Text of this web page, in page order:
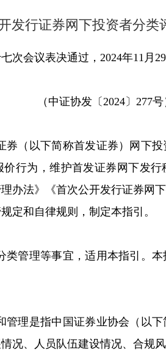
发行证券网下投资者分类
次会议表决通过，2024年11月
（中证协发〔2024〕277号
券（以下简称首发证券）网下
行为，维护首发证券网下发
办法》《首次公开发行证券网
定和自律规则，制定本指引。
类管理等事宜，适用本指引。
管理是指中国证券业协会（以
况、人员队伍建设情况、合规